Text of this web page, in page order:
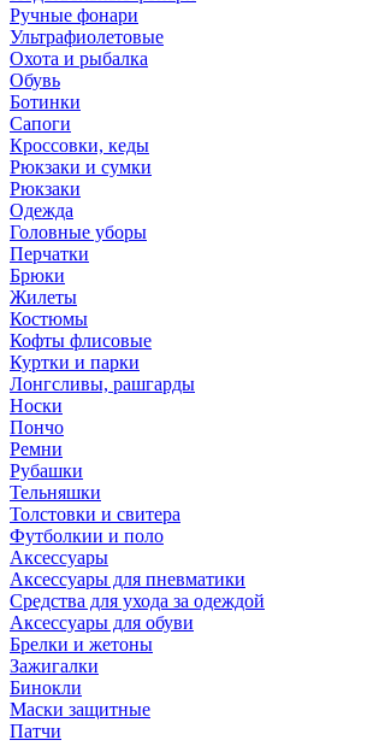
Ручные фонари
Ультрафиолетовые
Охота и рыбалка
Обувь
Ботинки
Сапоги
Кроссовки, кеды
Рюкзаки и сумки
Рюкзаки
Одежда
Головные уборы
Перчатки
Брюки
Жилеты
Костюмы
Кофты флисовые
Куртки и парки
Лонгсливы, рашгарды
Носки
Пончо
Ремни
Рубашки
Тельняшки
Толстовки и свитера
Футболкии и поло
Аксессуары
Аксессуары для пневматики
Средства для ухода за одеждой
Аксессуары для обуви
Брелки и жетоны
Зажигалки
Бинокли
Маски защитные
Патчи